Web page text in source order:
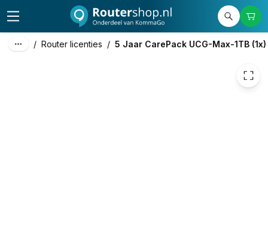
/ Router licenties / 5 Jaar CarePack UCG-Max-1TB (1x)
excl. btw
incl. btw